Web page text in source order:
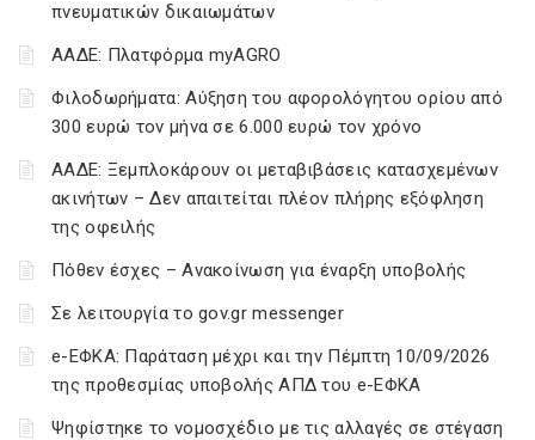
πνευματικών δικαιωμάτων
ΑΑΔΕ: Πλατφόρμα myAGRO
Φιλοδωρήματα: Αύξηση του αφορολόγητου ορίου από
300 ευρώ τον μήνα σε 6.000 ευρώ τον χρόνο
ΑΑΔΕ: Ξεμπλοκάρουν οι μεταβιβάσεις κατασχεμένων
ακινήτων – Δεν απαιτείται πλέον πλήρης εξόφληση
της οφειλής
Πόθεν έσχες – Ανακοίνωση για έναρξη υποβολής
Σε λειτουργία το gov.gr messenger
e-ΕΦΚΑ: Παράταση μέχρι και την Πέμπτη 10/09/2026
της προθεσμίας υποβολής ΑΠΔ του e-ΕΦΚΑ
Ψηφίστηκε το νομοσχέδιο με τις αλλαγές σε στέγαση